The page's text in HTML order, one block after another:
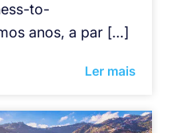
to-
anos, a par […]
Ler mais